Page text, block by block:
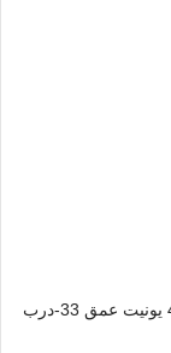
رک دیواری 4 یونیت عمق 33-درب